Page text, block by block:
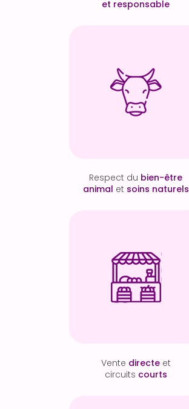
et responsable
Respect du bien-être
animal et soins naturels
Vente directe et
circuits courts